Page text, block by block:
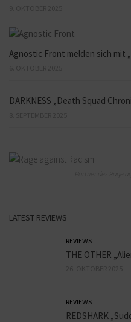
Agnostic Front melden sich mit
DARKNESS „Death Squad
LATEST REVIEWS
REVIEWS
THE OTHER
REVIEWS
REDSHARK